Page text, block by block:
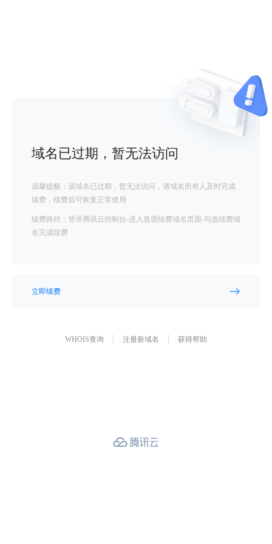
域名已过期，暂无法访问
温馨提醒：该域名已过期，暂无法访问，请域名所有人及时完成
续费，续费后可恢复正常使用
续费路径：登录腾讯云控制台-进入急需续费域名页面-勾选续费域
名完成续费
立即续费
WHOIS查询 注册新域名 获得帮助